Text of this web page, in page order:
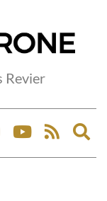
Revier